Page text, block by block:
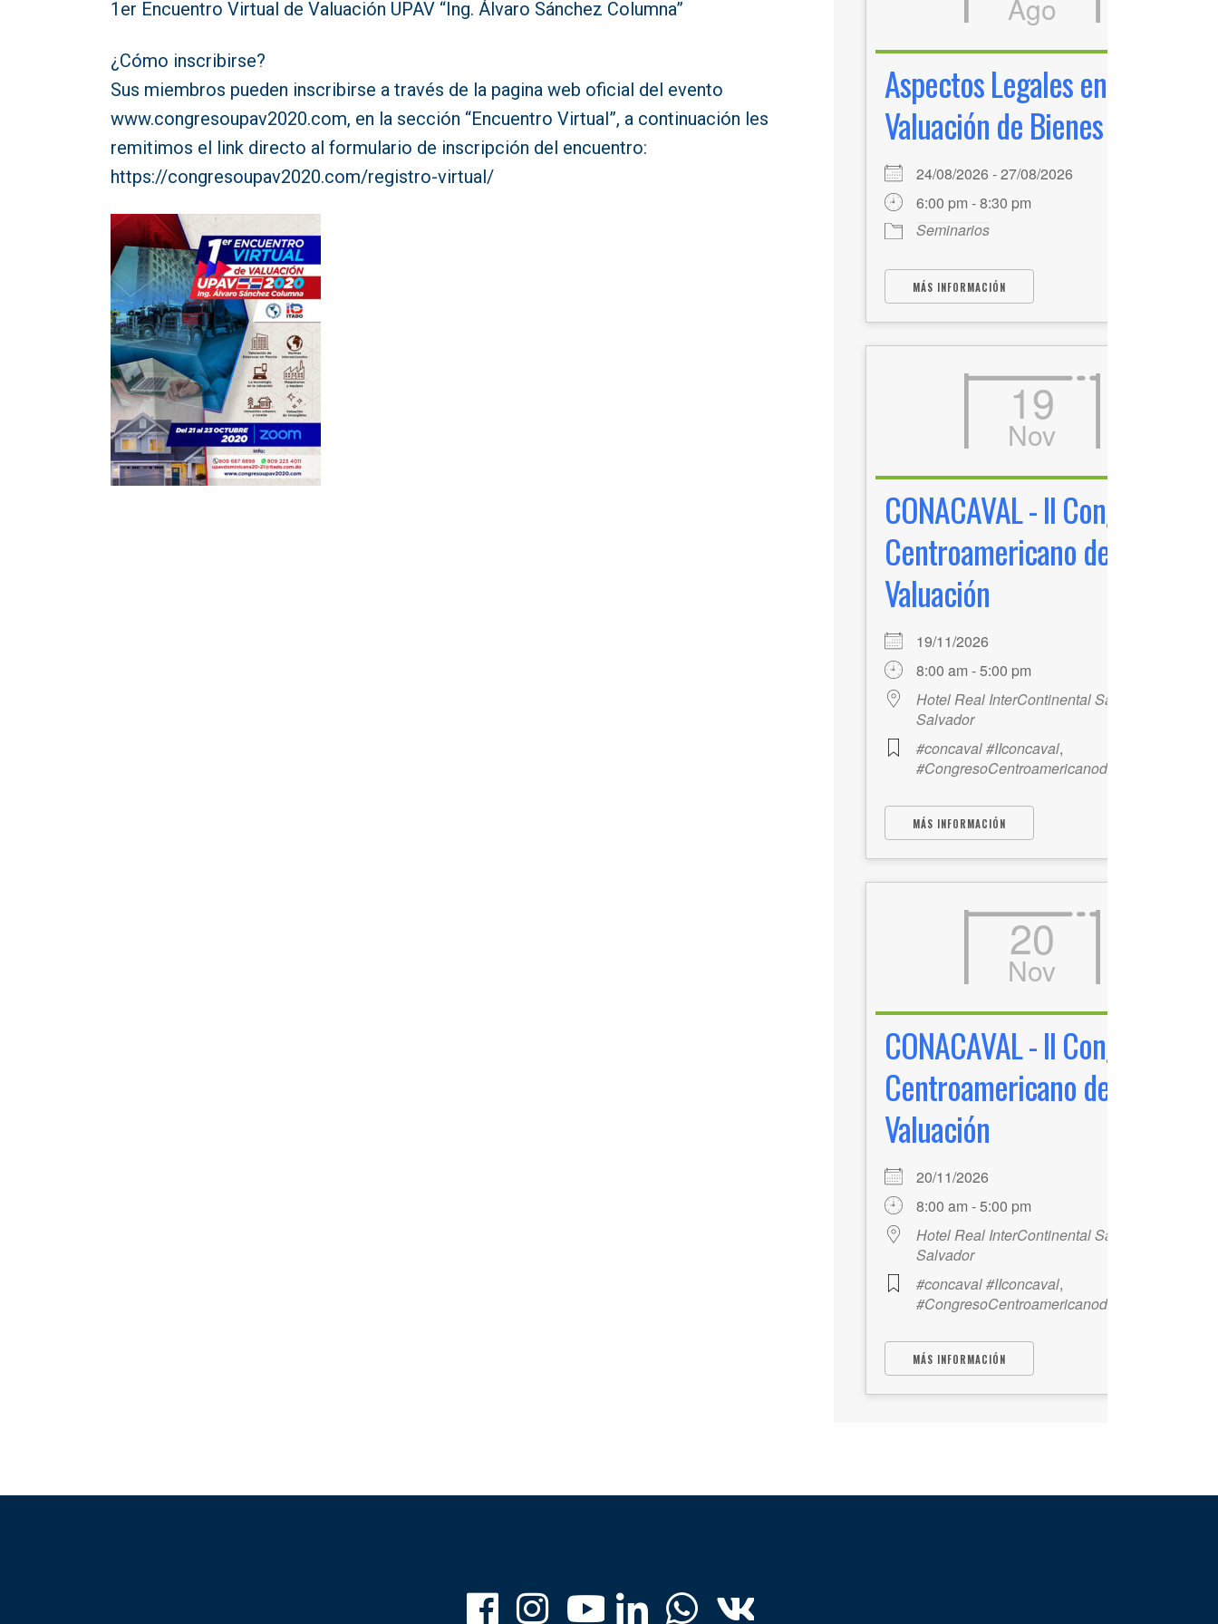
1er Encuentro Virtual de Valuación UPAV “Ing. Álvaro Sánchez Columna”
¿Cómo inscribirse?
Sus miembros pueden inscribirse a través de la pagina web oficial del evento
www.congresoupav2020.com, en la sección “Encuentro Virtual”, a continuación les
remitimos el link directo al formulario de inscripción del encuentro:
https://congresoupav2020.com/registro-virtual/
Ago
Aspectos Legales en la
Valuación de Bienes
24/08/2026 - 27/08/2026
6:00 pm - 8:30 pm
Seminarios
MÁS INFORMACIÓN
19
Nov
CONACAVAL - II Congreso
Centroamericano de
Valuación
19/11/2026
8:00 am - 5:00 pm
Hotel Real InterContinental San
Salvador
#concaval #IIconcaval,
#CongresoCentroamericanodeValuación
MÁS INFORMACIÓN
20
Nov
CONACAVAL - II Congreso
Centroamericano de
Valuación
20/11/2026
8:00 am - 5:00 pm
Hotel Real InterContinental San
Salvador
#concaval #IIconcaval,
#CongresoCentroamericanodeValuación
MÁS INFORMACIÓN